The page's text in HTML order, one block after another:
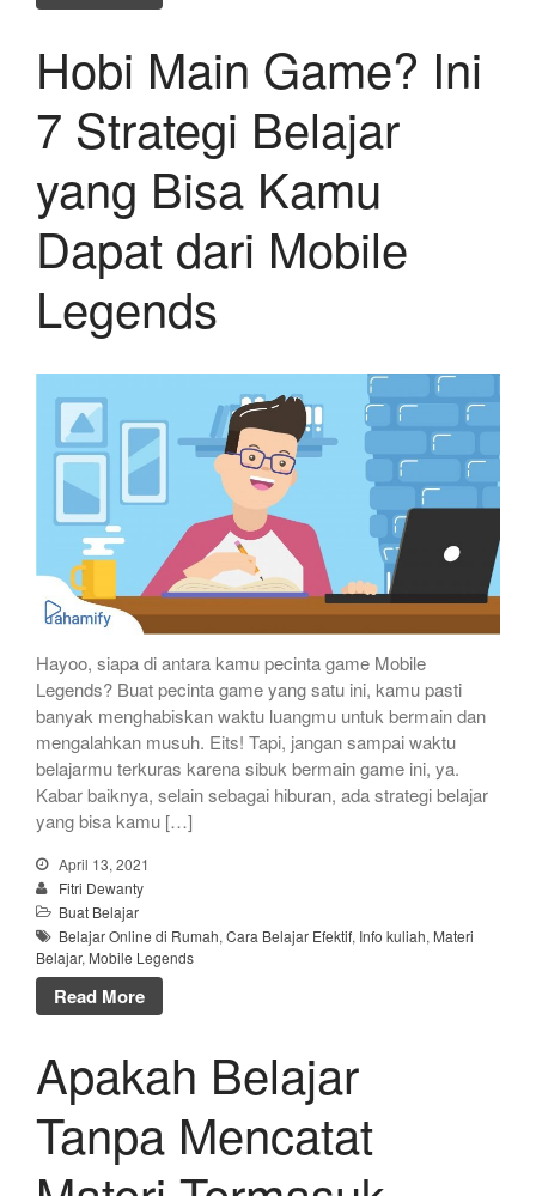
Hobi Main Game? Ini
7 Strategi Belajar
yang Bisa Kamu
Dapat dari Mobile
Legends
Hayoo, siapa di antara kamu pecinta game Mobile
Legends? Buat pecinta game yang satu ini, kamu pasti
banyak menghabiskan waktu luangmu untuk bermain dan
mengalahkan musuh. Eits! Tapi, jangan sampai waktu
belajarmu terkuras karena sibuk bermain game ini, ya.
Kabar baiknya, selain sebagai hiburan, ada strategi belajar
yang bisa kamu […]
April 13, 2021
Fitri Dewanty
Buat Belajar
Belajar Online di Rumah, Cara Belajar Efektif, Info kuliah, Materi
Belajar, Mobile Legends
Read More
Apakah Belajar
Tanpa Mencatat